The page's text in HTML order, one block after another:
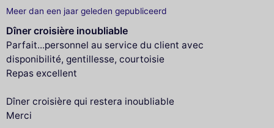
Meer dan een jaar geleden gepubliceerd
Dîner croisière inoubliable
Parfait...personnel au service du client avec
disponibilité, gentillesse, courtoisie
Repas excellent
Dîner croisière qui restera inoubliable
Merci